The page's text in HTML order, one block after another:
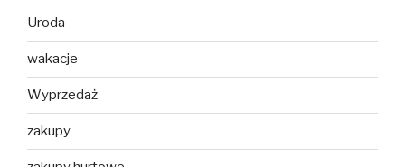
Uroda
wakacje
Wyprzedaż
zakupy